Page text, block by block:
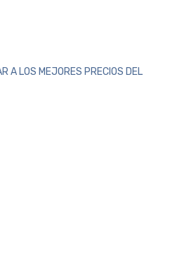
A LOS MEJORES PRECIOS DEL